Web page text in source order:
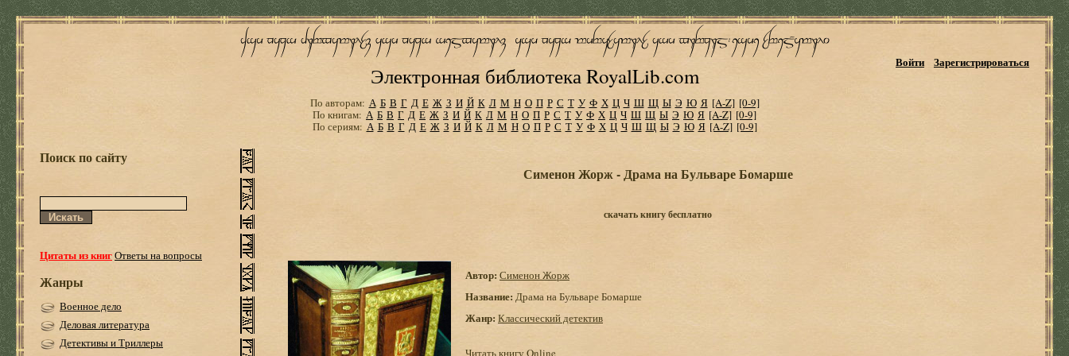
Электронная библиотека RoyalLib.com
Войти Зарегистрироваться
По авторам: А Б В Г Д Е Ж З И Й К Л М Н О П Р С Т У Ф Х Ц Ч Ш Щ Ы Э Ю Я [A-Z] [0-9]
По книгам: А Б В Г Д Е Ж З И Й К Л М Н О П Р С Т У Ф Х Ц Ч Ш Щ Ы Э Ю Я [A-Z] [0-9]
По сериям: А Б В Г Д Е Ж З И Й К Л М Н О П Р С Т У Ф Х Ц Ч Ш Щ Ы Э Ю Я [A-Z] [0-9]
Поиск по сайту
Цитаты из книгОтветы на вопросы
Жанры
Военное дело
Деловая литература
Детективы и Триллеры
Сименон Жорж - Драма на Бульваре Бомарше
скачать книгу бесплатно
Автор: Сименон Жорж
Название: Драма на Бульваре Бомарше
Жанр: Классический детектив
Читать книгу Online